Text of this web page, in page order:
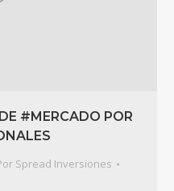
#MERCADO POR
Spread Inversiones